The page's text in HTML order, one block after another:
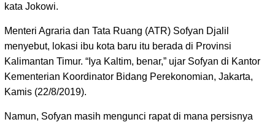
kata Jokowi.
Menteri Agraria dan Tata Ruang (ATR) Sofyan Djalil
menyebut, lokasi ibu kota baru itu berada di Provinsi
Kalimantan Timur. “Iya Kaltim, benar,” ujar Sofyan di Kantor
Kementerian Koordinator Bidang Perekonomian, Jakarta,
Kamis (22/8/2019).
Namun, Sofyan masih mengunci rapat di mana persisnya